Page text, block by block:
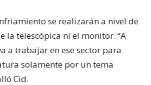
se realizarán a nivel de
la telescópica ni el monitor. “A
a trabajar en ese sector para
solamente por un tema
Cid.